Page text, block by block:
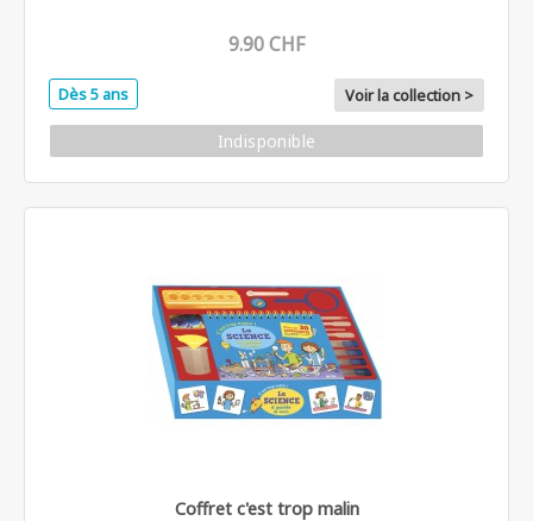
9.90 CHF
Dès 5 ans Voir la collection >
Indisponible
Coffret c'est trop malin